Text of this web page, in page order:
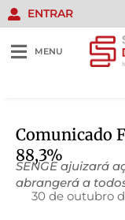
ENTRAR
MENU
Comunicado
88,3%
SENGE ajuizará
abrangerá a
30 de outubro